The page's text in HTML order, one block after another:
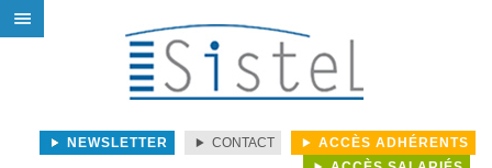
NEWSLETTER CONTACT
ACCÈS ADHÉRENTS